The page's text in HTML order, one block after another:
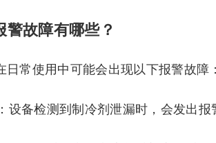
警故障有哪些？
常使用中可能会出现以下报警故障：
设备检测到制冷剂泄漏时，会发出报